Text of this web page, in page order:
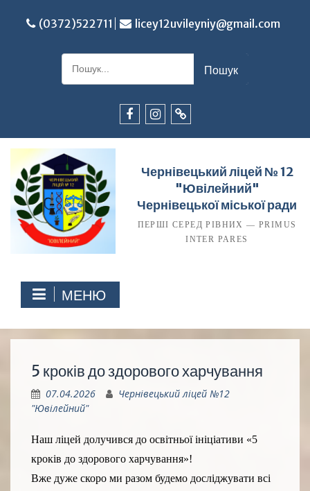
(0372)522711 licey12uvileyniy@gmail.com
Шукати:
Чернівецький ліцей № 12
"Ювілейний"
Чернівецької міської ради
ПЕРШІ СЕРЕД РІВНИХ — PRIMUS
INTER PARES
МЕНЮ
5 кроків до здорового харчування
07.04.2026
Чернівецький ліцей №12
"Ювілейний"
Наш ліцей долучився до освітньої ініціативи «5
кроків до здорового харчування»!
Вже дуже скоро ми разом будемо досліджувати всі